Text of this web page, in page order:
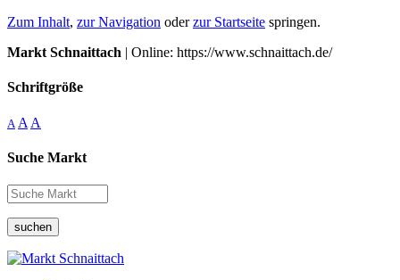
Zum Inhalt, zur Navigation oderzur Startseite springen.
Markt Schnaittach | Online: https://www.schnaittach.de/
Schriftgröße
A A A
Suche Markt
suchen